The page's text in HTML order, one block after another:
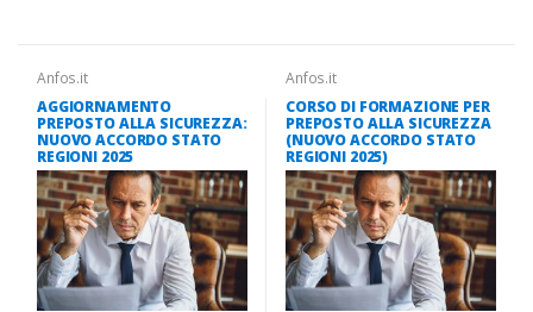
Anfos.it
AGGIORNAMENTO
PREPOSTO ALLA SICUREZZA:
NUOVO ACCORDO STATO
REGIONI 2025
Anfos.it
CORSO DI FORMAZIONE PER
PREPOSTO ALLA SICUREZZA
(NUOVO ACCORDO STATO
REGIONI 2025)